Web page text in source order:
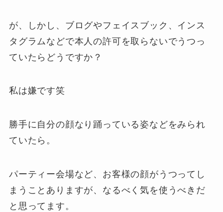
が、しかし、ブログやフェイスブック、インス
タグラムなどで本人の許可を取らないでうつっ
ていたらどうですか？
私は嫌です笑
勝手に自分の顔なり踊っている姿などをみられ
ていたら。
パーティー会場など、お客様の顔がうつってし
まうことありますが、なるべく気を使うべきだ
と思ってます。